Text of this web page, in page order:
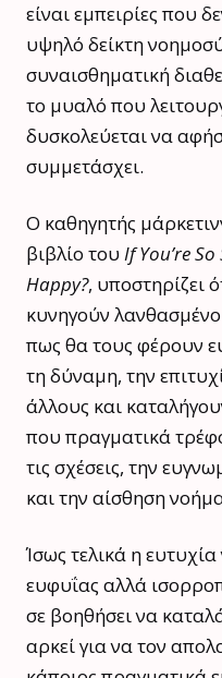
είναι εμπειρίες που
υψηλό δείκτη
συναισθηματική
το μυαλό που
δυσκολεύεται να
συμμετάσχει.
Ο καθηγητής
βιβλίο του If You’re
Happy?, υποστηρίζει
κυνηγούν
πως θα τους φέρουν
τη δύναμη, την
άλλους και
που πραγματικά
τις σχέσεις, την
και την αίσθηση
Ίσως τελικά η
ευφυΐας αλλά
σε βοηθήσει να
αρκεί για να τον